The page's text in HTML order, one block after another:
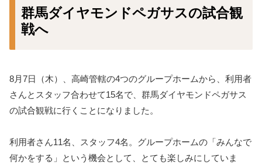
群馬ダイヤモンドペガサスの試合観
戦へ
8月7日（木）、高崎管轄の4つのグループホームから、利用者
さんとスタッフ合わせて15名で、群馬ダイヤモンドペガサス
の試合観戦に行くことになりました。
利用者さん11名、スタッフ4名。グループホームの「みんなで
何かをする」という機会として、とても楽しみにしていま